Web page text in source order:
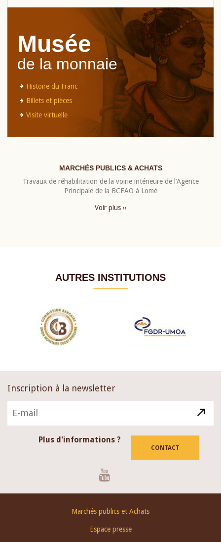
Musée
de la monnaie
Histoire du Franc
Billets et pièces
Visite virtuelle
MARCHÉS PUBLICS & ACHATS
Travaux de réhabilitation de la voirie intérieure de l’Agence
Principale de la BCEAO à Lomé
Voir plus ››
AUTRES INSTITUTIONS
Inscription à la newsletter
Plus d'informations ?
CONTACT
Marchés publics et Achats
Espace presse